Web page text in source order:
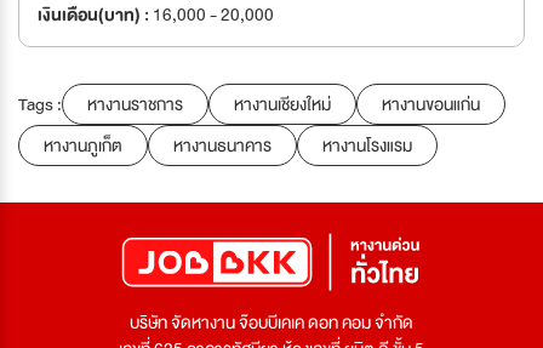
เงินเดือน(บาท) : 16,000 - 20,000
Tags : หางานราชการ หางานเชียงใหม่
หางานขอนแก่น
หางานภูเก็ต
หางานธนาคาร หางานโรงแรม
บริษัท จัดหางาน จ๊อบบีเคเค ดอท คอม จำกัด